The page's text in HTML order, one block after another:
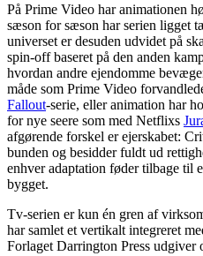
På Prime Video har animationen
sæson for sæson har serien ligget
universet er desuden udvidet på
spin-off baseret på den anden
hvordan andre ejendomme
måde som Prime Video
Fallout-serie, eller animation har
for nye seere som med Netflixs
afgørende forskel er ejerskabet:
bunden og besidder fuldt ud
enhver adaptation føder tilbage til
bygget.
Tv-serien er kun én gren af
har samlet et vertikalt integreret
Forlaget Darrington Press